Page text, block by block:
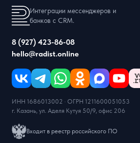
Интеграции мессенджеров и
банков с CRM.
8 (927) 423-86-08
hello@radist.online
ИНН 1686013002 · ОГРН 1211600051053
г. Казань, ул. Аделя Кутуя 50/9, офис 206
Входит в реестр российского ПО